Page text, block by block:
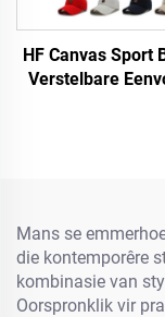
HF Canvas Sport
Verstelbare
Mans se
die kontemporêre
kombinasie van
Oorspronklik vir